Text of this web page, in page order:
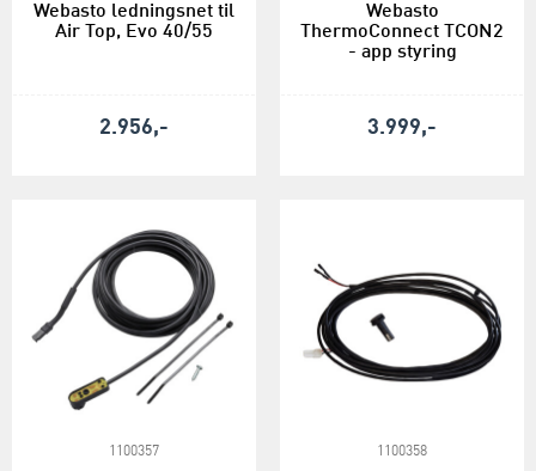
Webasto ledningsnet til
Air Top, Evo 40/55
2.956,-
Webasto
ThermoConnect TCON2
- app styring
3.999,-
1100357 1100358